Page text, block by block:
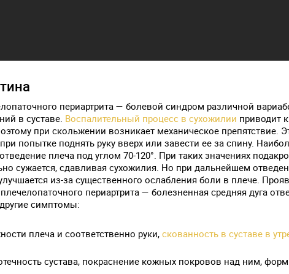
периартрита — болевой синдром различной
в суставе. Воспалительный процесс в сухожилии приводит
при скольжении возникает механическое препятствие.
попытке поднять руку вверх или завести ее за спину.
плеча под углом 70-120°. При таких значениях
сужается, сдавливая сухожилия. Но при дальнейшем
из-за существенного ослабления боли в плече.
периартрита — болезненная средняя дуга
симптомы:
плеча и соответственно руки, скованность в суставе в
сустава, покраснение кожных покровов над ним,